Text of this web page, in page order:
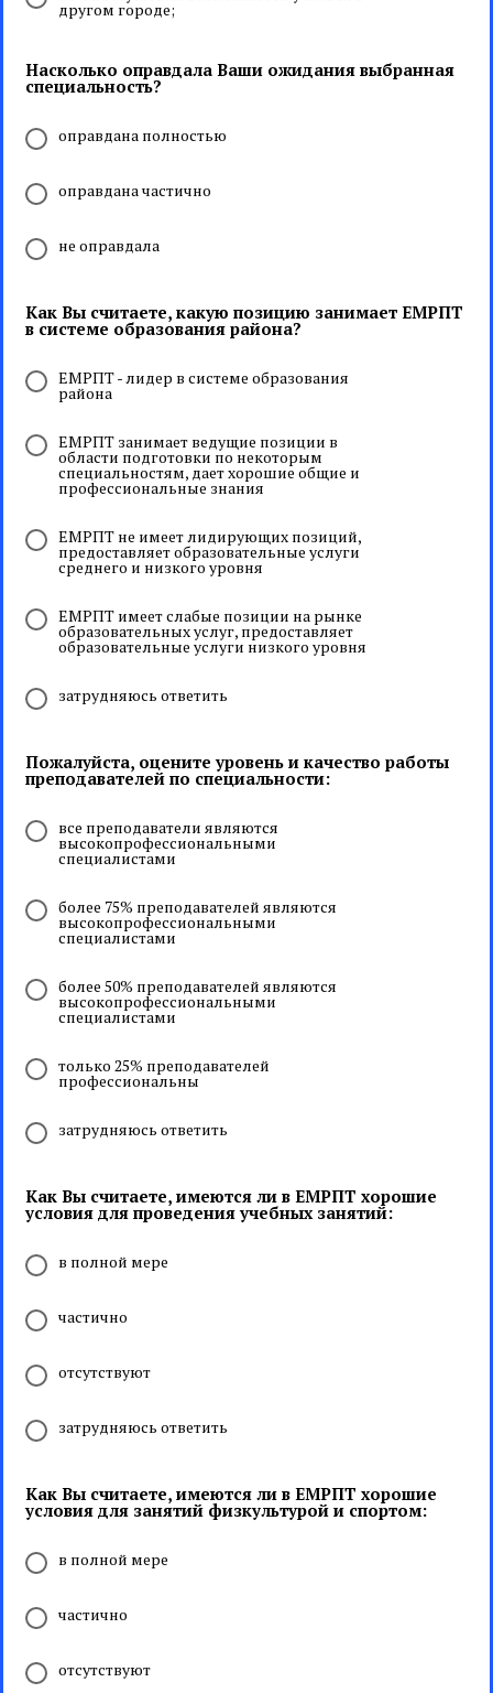
другом городе;
Насколько оправдала Ваши ожидания выбранная
специальность?
оправдана полностью
оправдана частично
не оправдала
Как Вы считаете, какую позицию занимает ЕМРПТ
в системе образования района?
ЕМРПТ - лидер в системе образования
района
ЕМРПТ занимает ведущие позиции в
области подготовки по некоторым
специальностям, дает хорошие общие и
профессиональные знания
ЕМРПТ не имеет лидирующих позиций,
предоставляет образовательные услуги
среднего и низкого уровня
ЕМРПТ имеет слабые позиции на рынке
образовательных услуг, предоставляет
образовательные услуги низкого уровня
затрудняюсь ответить
Пожалуйста, оцените уровень и качество работы
преподавателей по специальности:
все преподаватели являются
высокопрофессиональными
специалистами
более 75% преподавателей являются
высокопрофессиональными
специалистами
более 50% преподавателей являются
высокопрофессиональными
специалистами
только 25% преподавателей
профессиональны
затрудняюсь ответить
Как Вы считаете, имеются ли в ЕМРПТ хорошие
условия для проведения учебных занятий:
в полной мере
частично
отсутствуют
затрудняюсь ответить
Как Вы считаете, имеются ли в ЕМРПТ хорошие
условия для занятий физкультурой и спортом:
в полной мере
частично
отсутствуют